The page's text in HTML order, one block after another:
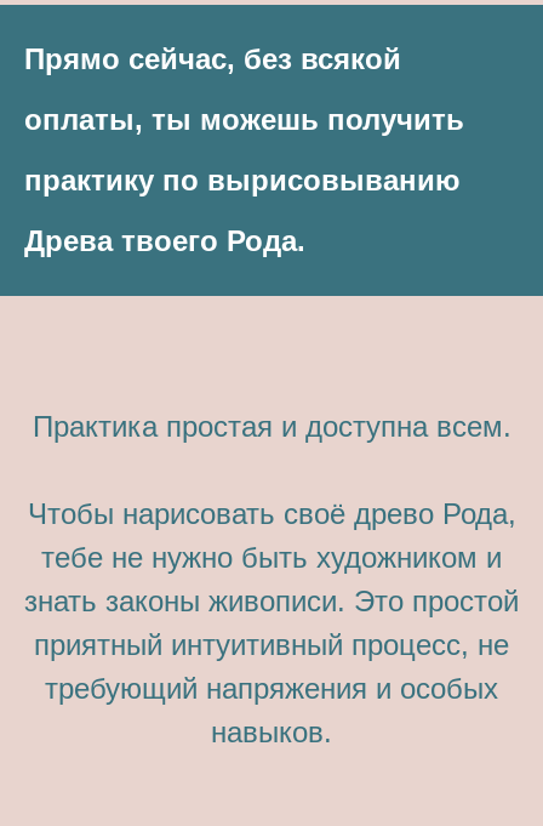
Прямо сейчас, без всякой
оплаты, ты можешь получить
практику по вырисовыванию
Древа твоего Рода.
Практика простая и доступна всем.
Чтобы нарисовать своё древо Рода,
тебе не нужно быть художником и
знать законы живописи. Это простой
приятный интуитивный процесс, не
требующий напряжения и особых
навыков.